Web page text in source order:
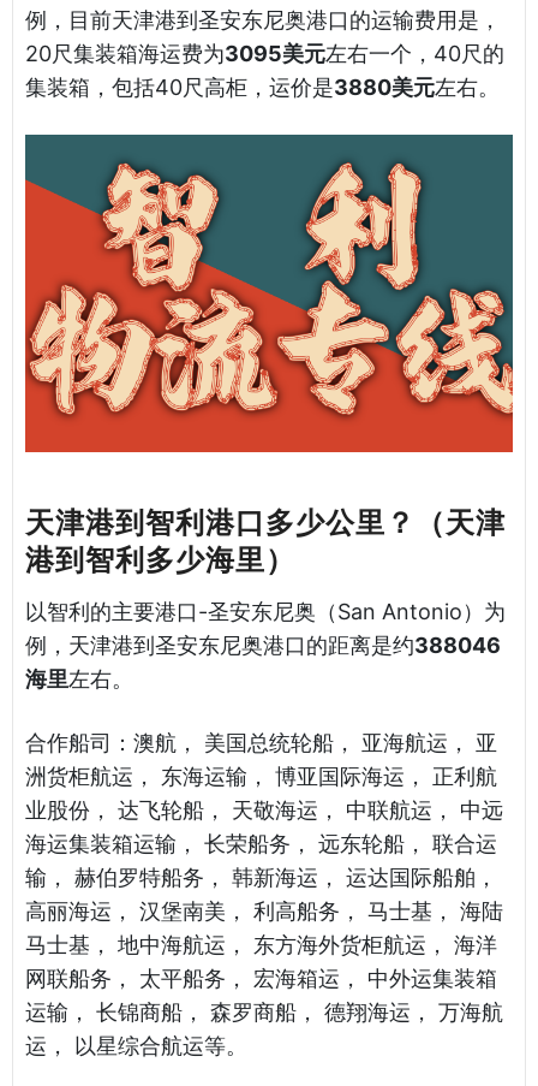
例，目前天津港到圣安东尼奥港口的运输费用是，
20尺集装箱海运费为3095美元左右一个，40尺的
集装箱，包括40尺高柜，运价是3880美元左右。
天津港到智利港口多少公里？（天津
港到智利多少海里）
以智利的主要港口-圣安东尼奥（San Antonio）为
例，天津港到圣安东尼奥港口的距离是约388046
海里左右。
合作船司：澳航， 美国总统轮船， 亚海航运， 亚
洲货柜航运， 东海运输， 博亚国际海运， 正利航
业股份， 达飞轮船， 天敬海运， 中联航运， 中远
海运集装箱运输， 长荣船务， 远东轮船， 联合运
输， 赫伯罗特船务， 韩新海运， 运达国际船舶，
高丽海运， 汉堡南美， 利高船务， 马士基， 海陆
马士基， 地中海航运， 东方海外货柜航运， 海洋
网联船务， 太平船务， 宏海箱运， 中外运集装箱
运输， 长锦商船， 森罗商船， 德翔海运， 万海航
运， 以星综合航运等。